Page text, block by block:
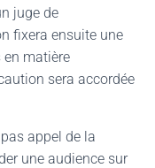
juge de
fixera ensuite une
matière
sera accordée
appel de la
une audience sur